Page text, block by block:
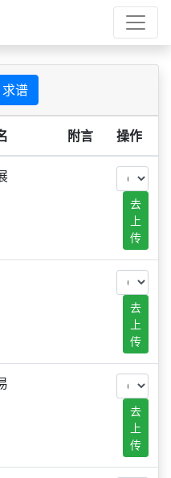
求谱
附言 操作
去
上
传
去
上
传
去
上
传